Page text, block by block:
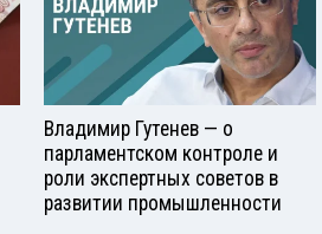
Владимир Гутенев — о
парламентском контроле и
роли экспертных советов в
развитии промышленности